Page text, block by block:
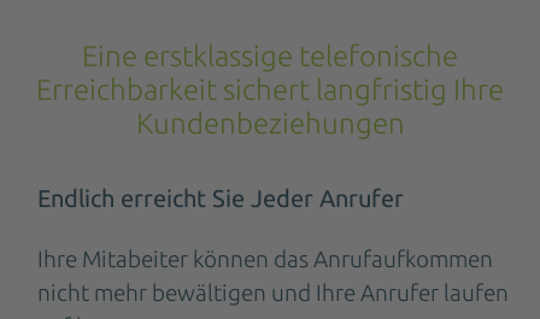
Eine erstklassige telefonische
Erreichbarkeit sichert langfristig Ihre
Kundenbeziehungen
Endlich erreicht Sie Jeder Anrufer
Ihre Mitabeiter können das Anrufaufkommen
nicht mehr bewältigen und Ihre Anrufer laufen